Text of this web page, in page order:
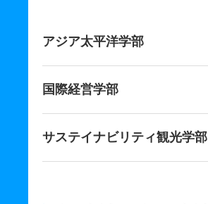
アジア太平洋学部
国際経営学部
サステイナビリティ観光学部